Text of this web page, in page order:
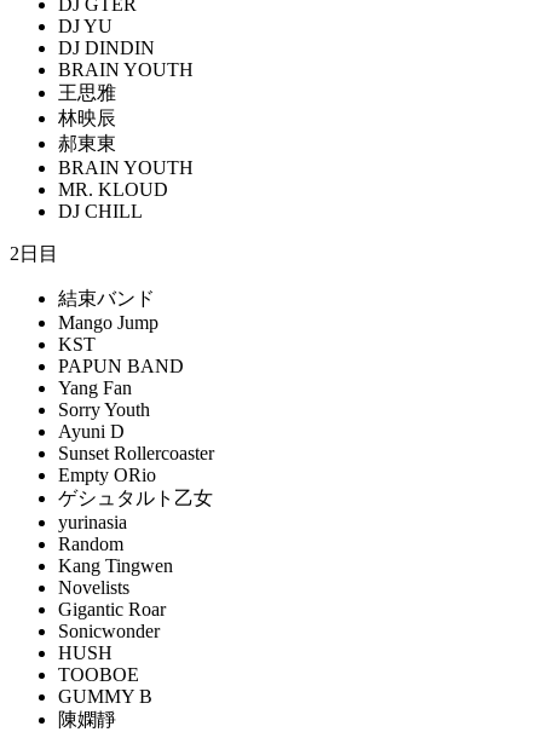
DJ GTER
DJ YU
DJ DINDIN
BRAIN YOUTH
王思雅
林映辰
郝東東
BRAIN YOUTH
MR. KLOUD
DJ CHILL
2日目
結束バンド
Mango Jump
KST
PAPUN BAND
Yang Fan
Sorry Youth
Ayuni D
Sunset Rollercoaster
Empty ORio
ゲシュタルト乙女
yurinasia
Random
Kang Tingwen
Novelists
Gigantic Roar
Sonicwonder
HUSH
TOOBOE
GUMMY B
陳嫻靜